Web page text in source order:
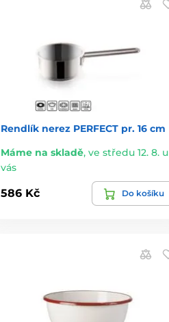
Rendlík nerez PERFECT pr. 16 cm
Máme na skladě, ve středu 12. 8. u
vás
586 Kč Do košíku